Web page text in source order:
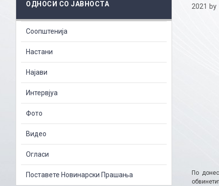
2021 by
По
ОДНОСИ СО ЈАВНОСТА
Соопштенија
Настани
Најави
Интервјуа
Фото
Видео
Огласи
Поставете Новинарски Прашања